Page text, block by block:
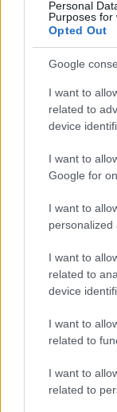
Personal
Purposes for
Opted Out
Google
I want to
related to
device
I want to
Google for
I want to
personalized
I want to
related to
device
I want to
related to
I want to
related to
A
igaz. Ám
csoportjai? Az
a magukat
gyors és
bevándorlók
rabszolgákkal,
részével,
fehérekkel
arra, hogy a
növekszik.
társadalom
pénzügyi